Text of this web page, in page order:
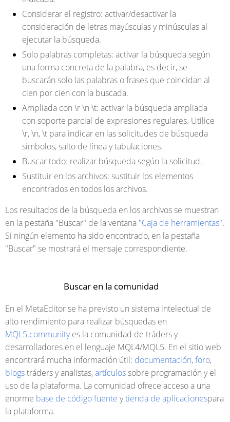
Considerar el registro: activar/desactivar la
consideración de letras mayúsculas y minúsculas al
ejecutar la búsqueda.
Solo palabras completas: activar la búsqueda según
una forma concreta de la palabra, es decir, se
buscarán solo las palabras o frases que coincidan al
cien por cien con la buscada.
Ampliada con \r \n \t: activar la búsqueda ampliada
con soporte parcial de expresiones regulares. Utilice
\r, \n, \t para indicar en las solicitudes de búsqueda
símbolos, salto de línea y tabulaciones.
Buscar todo: realizar búsqueda según la solicitud.
Sustituir en los archivos: sustituir los elementos
encontrados en todos los archivos.
Los resultados de la búsqueda en los archivos se muestran
en la pestaña "Buscar" de la ventana "Caja de herramientas".
Si ningún elemento ha sido encontrado, en la pestaña
"Buscar" se mostrará el mensaje correspondiente.
Buscar en la comunidad
En el MetaEditor se ha previsto un sistema intelectual de
alto rendimiento para realizar búsquedas en
MQL5.communityes la comunidad de tráders y
desarrolladores en el lenguaje MQL4/MQL5. En el sitio web
encontrará mucha información útil: documentación,foro,
blogstráders y analistas,artículossobre programación y el
uso de la plataforma. La comunidad ofrece acceso a una
enorme base de código fuente ytienda de aplicacionespara
la plataforma.